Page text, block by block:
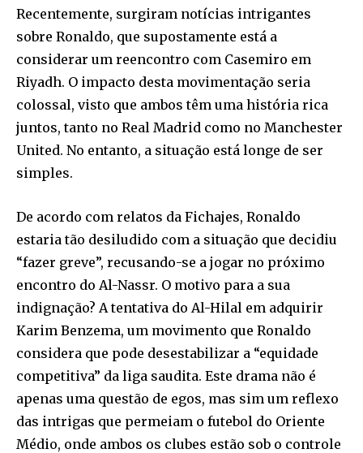
Recentemente, surgiram notícias intrigantes
sobre Ronaldo, que supostamente está a
considerar um reencontro com Casemiro em
Riyadh. O impacto desta movimentação seria
colossal, visto que ambos têm uma história rica
juntos, tanto no Real Madrid como no Manchester
United. No entanto, a situação está longe de ser
simples.
De acordo com relatos da Fichajes, Ronaldo
estaria tão desiludido com a situação que decidiu
“fazer greve”, recusando-se a jogar no próximo
encontro do Al-Nassr. O motivo para a sua
indignação? A tentativa do Al-Hilal em adquirir
Karim Benzema, um movimento que Ronaldo
considera que pode desestabilizar a “equidade
competitiva” da liga saudita. Este drama não é
apenas uma questão de egos, mas sim um reflexo
das intrigas que permeiam o futebol do Oriente
Médio, onde ambos os clubes estão sob o controle